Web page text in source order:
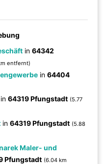
in64342
entfernt)
in64404
in64319 Pfungstadt (5.77
in64319 Pfungstadt (5.88
Maler- und
Pfungstadt (6.04 km